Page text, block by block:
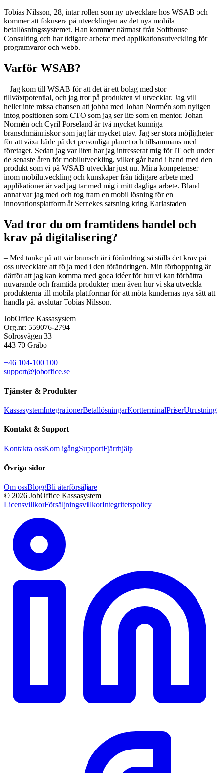
Tobias Nilsson, 28, intar rollen som ny utvecklare hos WSAB och
kommer att fokusera på utvecklingen av det nya mobila
betallösningssystemet. Han kommer närmast från Softhouse
Consulting och har tidigare arbetat med applikationsutveckling för
programvaror och webb.
Varför WSAB?
– Jag kom till WSAB för att det är ett bolag med stor
tillväxtpotential, och jag tror på produkten vi utvecklar. Jag vill
heller inte missa chansen att jobba med Johan Normén som nyligen
intog positionen som CTO som jag ser lite som en mentor. Johan
Normén och Cyril Porseland är två mycket kunniga
branschmänniskor som jag lär mycket utav. Jag ser stora möjligheter
för att växa både på det personliga planet och tillsammans med
företaget. Sedan jag var liten har jag intresserat mig för IT och under
de senaste åren för mobilutveckling, vilket går hand i hand med den
produkt som vi på WSAB utvecklar just nu. Mina kompetenser
inom mobilutveckling och kunskaper från tidigare arbete med
applikationer är vad jag tar med mig i mitt dagliga arbete. Bland
annat var jag med och tog fram en mobil lösning för en
innovationsplatform åt Sernekes satsning kring Karlastaden
Vad tror du om framtidens handel och
krav på digitalisering?
– Med tanke på att vår bransch är i förändring så ställs det krav på
oss utvecklare att följa med i den förändringen. Min förhoppning är
därför att jag kan komma med goda idéer för hur vi kan förbättra
nuvarande och framtida produkter, men även hur vi ska utveckla
produkterna till mobila plattformar för att möta kundernas nya sätt att
handla på, avslutar Tobias Nilsson.
JobOffice Kassasystem
Org.nr: 559076-2794
Solrosvägen 33
443 70 Gråbo
+46 104-100 100
support@joboffice.se
Tjänster & Produkter
KassasystemIntegrationerBetallösningarKortterminalPriserUtrustning
Kontakt & Support
Kontakta ossKom igångSupportFjärrhjälp
Övriga sidor
Om ossBloggBli återförsäljare
© 2026 JobOffice Kassasystem
LicensvillkorFörsäljningsvillkorIntegritetspolicy